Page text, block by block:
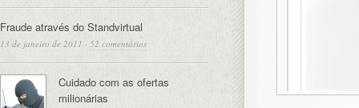
Fraude através do Standvirtual
13 de janeiro de 2011 · 52 comentários
Cuidado com as ofertas
milionárias